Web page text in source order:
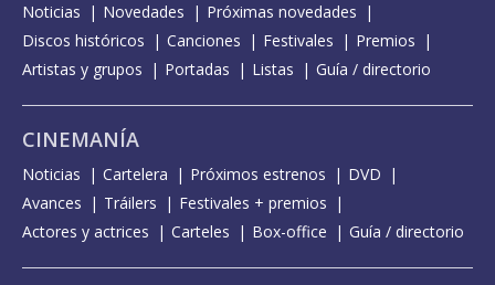
Noticias Novedades
Próximas novedades
Discos históricos
Canciones Festivales
Premios
Artistas y grupos
Portadas Listas Guía / directorio
CINEMANÍA
Noticias Cartelera Próximos estrenos
DVD
Avances
Tráilers
Festivales + premios
Actores y actrices
Carteles Box-office Guía / directorio